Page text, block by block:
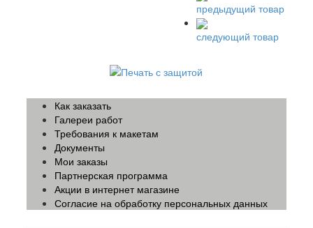
предыдущий товар
следующий товар
Как заказать
Галереи работ
Требования к макетам
Документы
Мои заказы
Партнерская программа
Акции в интернет магазине
Согласие на обработку персональных данных